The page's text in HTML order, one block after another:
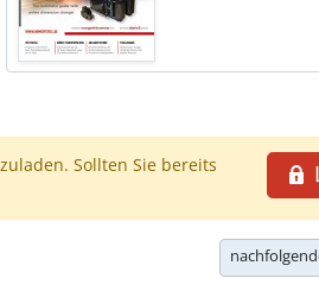
Sollten Sie bereits